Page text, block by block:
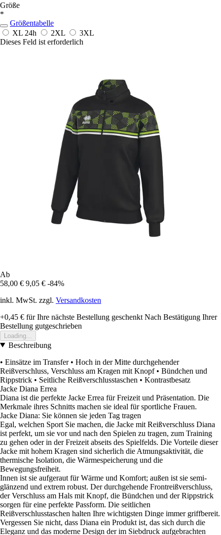
Größe
*
Größentabelle
XL 24h 2XL
3XL
Dieses Feld ist erforderlich
Ab
58,00 € 9,05 € -84%
inkl. MwSt. zzgl. Versandkosten
+0,45 € für Ihre nächste Bestellung geschenkt Nach Bestätigung Ihrer
Bestellung gutgeschrieben
Loading...
Beschreibung
• Einsätze im Transfer • Hoch in der Mitte durchgehender
Reißverschluss, Verschluss am Kragen mit Knopf • Bündchen und
Rippstrick • Seitliche Reißverschlusstaschen • Kontrastbesatz
Jacke Diana Errea
Diana ist die perfekte Jacke Errea für Freizeit und Präsentation. Die
Merkmale ihres Schnitts machen sie ideal für sportliche Frauen.
Jacke Diana: Sie können sie jeden Tag tragen
Egal, welchen Sport Sie machen, die Jacke mit Reißverschluss Diana
ist perfekt, um sie vor und nach den Spielen zu tragen, zum Training
zu gehen oder in der Freizeit abseits des Spielfelds. Die Vorteile dieser
Jacke mit hohem Kragen sind sicherlich die Atmungsaktivität, die
thermische Isolation, die Wärmespeicherung und die
Bewegungsfreiheit.
Innen ist sie aufgeraut für Wärme und Komfort; außen ist sie semi-
glänzend und extrem robust. Der durchgehende Frontreißverschluss,
der Verschluss am Hals mit Knopf, die Bündchen und der Rippstrick
sorgen für eine perfekte Passform. Die seitlichen
Reißverschlusstaschen halten Ihre wichtigsten Dinge immer griffbereit.
Vergessen Sie nicht, dass Diana ein Produkt ist, das sich durch die
Eleganz und das moderne Design der im Siebdruck aufgebrachten